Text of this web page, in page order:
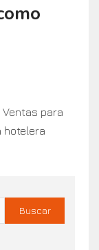
Ventas para
hotelera